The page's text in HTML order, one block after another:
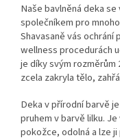
Naše bavlněná deka
společníkem pro
Shavasaně vás ochrání
wellness procedurách
je díky svým rozměrům
zcela zakryla tělo,
Deka v přírodní barvě
pruhem v barvě lilku.
pokožce, odolná a lze ji